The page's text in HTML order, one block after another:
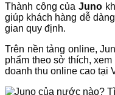
Thành công của Juno
giúp khách hàng dễ
gian quy định.
Trên nền tảng online,
phẩm theo sở thích,
doanh thu online cao tại